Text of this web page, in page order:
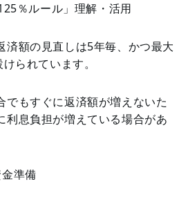
％ルール」理解・活用
済額の見直しは5年毎、かつ最大
られています。
でもすぐに返済額が増えないた
利息負担が増えている場合があ
準備